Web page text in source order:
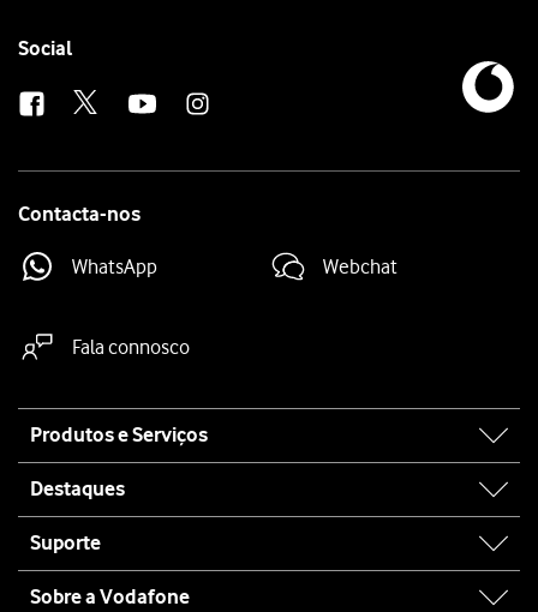
Follow
Social
Contacta-nos
WhatsApp Webchat
Fala connosco
map
Produtos e Serviços
Destaques
Suporte
Sobre a Vodafone